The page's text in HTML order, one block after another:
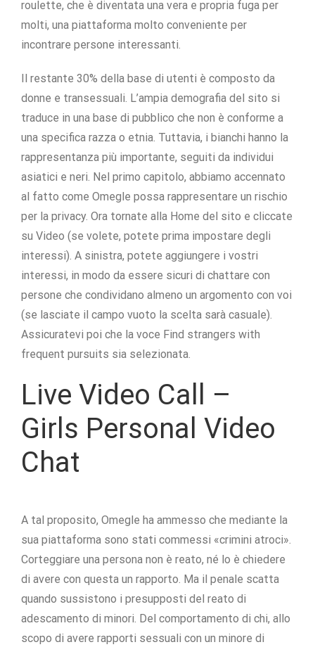
roulette, che è diventata una vera e propria fuga per
molti, una piattaforma molto conveniente per
incontrare persone interessanti.
Il restante 30% della base di utenti è composto da
donne e transessuali. L’ampia demografia del sito si
traduce in una base di pubblico che non è conforme a
una specifica razza o etnia. Tuttavia, i bianchi hanno la
rappresentanza più importante, seguiti da individui
asiatici e neri. Nel primo capitolo, abbiamo accennato
al fatto come Omegle possa rappresentare un rischio
per la privacy. Ora tornate alla Home del sito e cliccate
su Video (se volete, potete prima impostare degli
interessi). A sinistra, potete aggiungere i vostri
interessi, in modo da essere sicuri di chattare con
persone che condividano almeno un argomento con voi
(se lasciate il campo vuoto la scelta sarà casuale).
Assicuratevi poi che la voce Find strangers with
frequent pursuits sia selezionata.
Live Video Call –
Girls Personal Video
Chat
A tal proposito, Omegle ha ammesso che mediante la
sua piattaforma sono stati commessi «crimini atroci».
Corteggiare una persona non è reato, né lo è chiedere
di avere con questa un rapporto. Ma il penale scatta
quando sussistono i presupposti del reato di
adescamento di minori. Del comportamento di chi, allo
scopo di avere rapporti sessuali con un minore di